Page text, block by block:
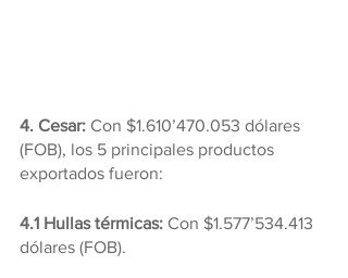
4. Cesar: Con $1.610’470.053 dólares
(FOB), los 5 principales productos
exportados fueron:
4.1 Hullas térmicas: Con $1.577’534.413
dólares (FOB).